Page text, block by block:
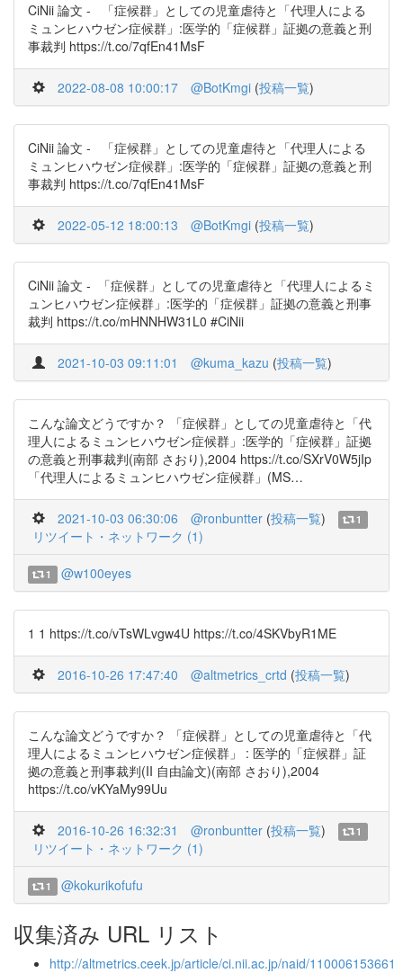
CiNii 論文 - 「症候群」としての児童虐待と「代理人による
ミュンヒハウゼン症候群」:医学的「症候群」証拠の意義と刑
事裁判 https://t.co/7qfEn41MsF
2022-08-08 10:00:17 @BotKmgi (投稿一覧)
CiNii 論文 - 「症候群」としての児童虐待と「代理人による
ミュンヒハウゼン症候群」:医学的「症候群」証拠の意義と刑
事裁判 https://t.co/7qfEn41MsF
2022-05-12 18:00:13 @BotKmgi (投稿一覧)
CiNii 論文 - 「症候群」としての児童虐待と「代理人によるミ
ュンヒハウゼン症候群」:医学的「症候群」証拠の意義と刑事
裁判 https://t.co/mHNNHW31L0 #CiNii
2021-10-03 09:11:01 @kuma_kazu (投稿一覧)
こんな論文どうですか？ 「症候群」としての児童虐待と「代
理人によるミュンヒハウゼン症候群」:医学的「症候群」証拠
の意義と刑事裁判(南部 さおり),2004 https://t.co/SXrV0W5jIp
「代理人によるミュンヒハウゼン症候群」(MS…
2021-10-03 06:30:06 @ronbuntter (投稿一覧) 1
リツイート・ネットワーク (1)
1 @w100eyes
1 1 https://t.co/vTsWLvgw4U https://t.co/4SKVbyR1ME
2016-10-26 17:47:40 @altmetrics_crtd (投稿一覧)
こんな論文どうですか？ 「症候群」としての児童虐待と「代
理人によるミュンヒハウゼン症候群」 : 医学的「症候群」証
拠の意義と刑事裁判(II 自由論文)(南部 さおり),2004
https://t.co/vKYaMy99Uu
2016-10-26 16:32:31 @ronbuntter (投稿一覧) 1
リツイート・ネットワーク (1)
1 @kokurikofufu
収集済み URL リスト
http://altmetrics.ceek.jp/article/ci.nii.ac.jp/naid/110006153661